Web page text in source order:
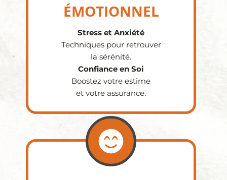
ÉMOTIONNEL
Stress et Anxiété
Techniques pour retrouver
la sérénité.
Confiance en Soi
Boostez votre estime
et votre assurance.